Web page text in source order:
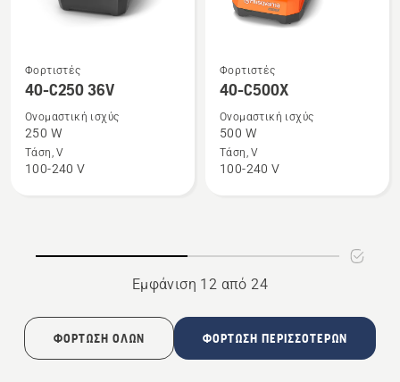
Δείτε
περισσότερες
λεπτομέρειες
για
το
40-
Φορτιστές
40-C250 36V
Ονομαστική ισχύς
250 W
Τάση, V
100-240 V
Δείτε
περισσότερες
λεπτομέρειες
για
το
40-
Φορτιστές
40-C500X
Ονομαστική ισχύς
500 W
Τάση, V
100-240 V
Εμφάνιση 12 από 24
ΦΌΡΤΩΣΗ ΌΛΩΝ ΦΌΡΤΩΣΗ ΠΕΡΙΣΣΌΤΕΡΩΝ